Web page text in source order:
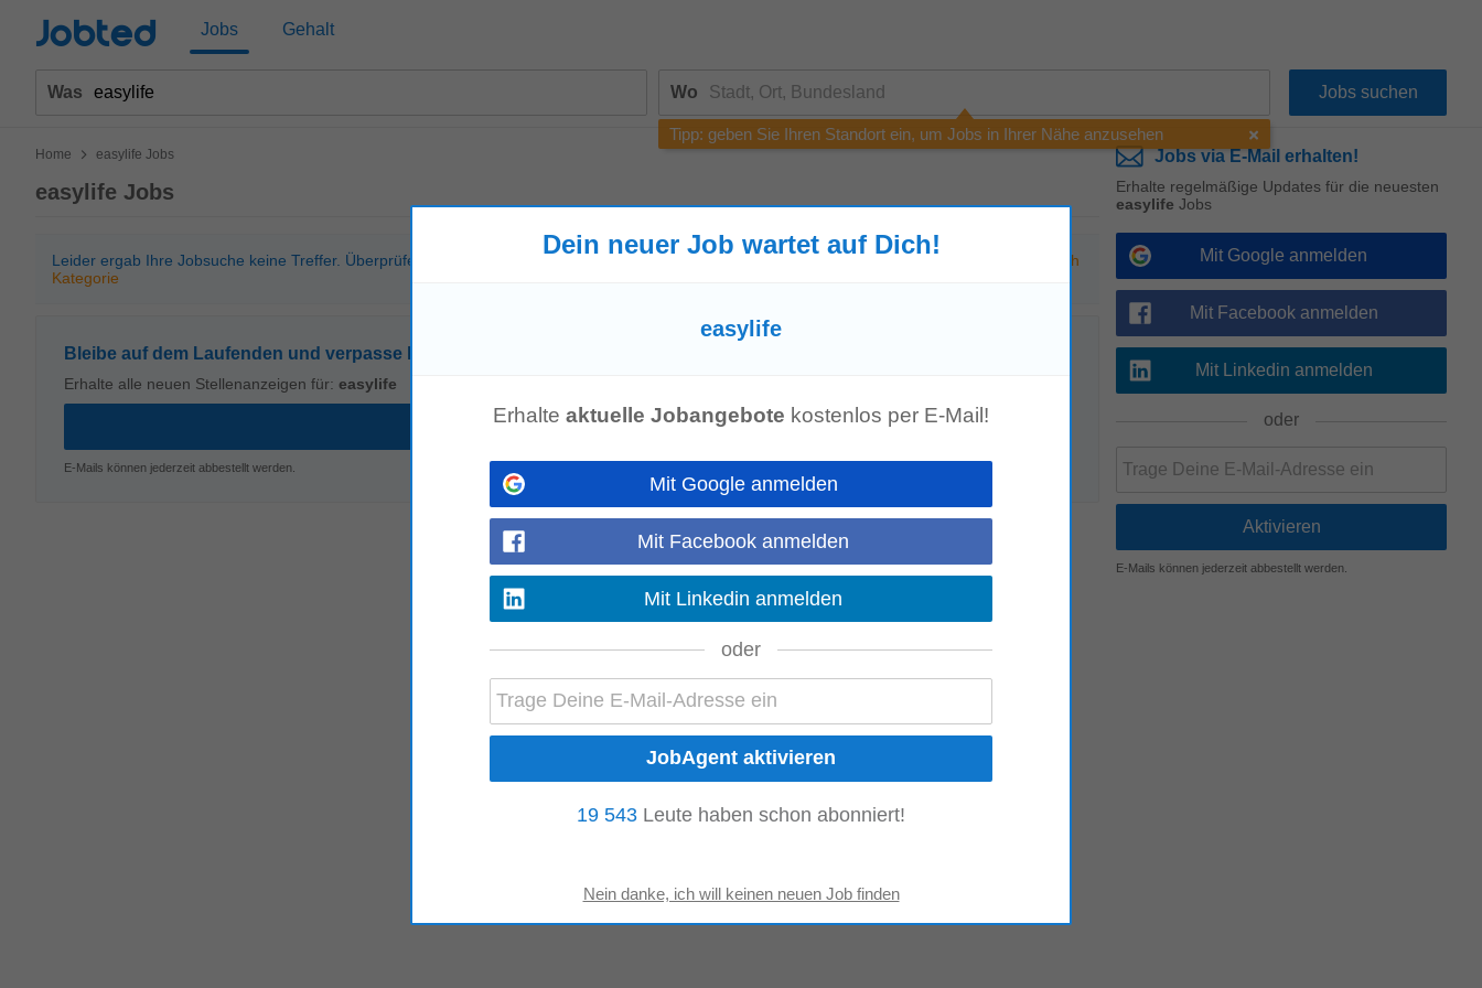
Jobted Jobs Gehalt
Was Wo
Tipp: geben Sie Ihren Standort ein, um Jobs in Ihrer Nähe anzusehen
Home > easylife Jobs
easylife Jobs
Leider ergab Ihre Jobsuche keine Treffer. Überprüfen Sie bitte die Rechtschreibung, versuchen Sie eine andere Suchanfrage oder
suchen Sie nach
Kategorie
Bleibe auf dem Laufenden und verpasse kein Stellenangebot mehr!
Erhalte alle neuen Stellenanzeigen für: easylife
E-Mails können jederzeit abbestellt werden.
Jobs via E-Mail erhalten!
Erhalte regelmäßige Updates für die neuesten
easylife Jobs
Mit Google anmelden
Mit Facebook anmelden
Mit Linkedin anmelden
oder
E-Mails können jederzeit abbestellt werden.
Dein neuer Job wartet auf Dich!
easylife
Erhalte aktuelle Jobangebote kostenlos per E-Mail!
Mit Google anmelden
Mit Facebook anmelden
Mit Linkedin anmelden
oder
19 543 Leute haben schon abonniert!